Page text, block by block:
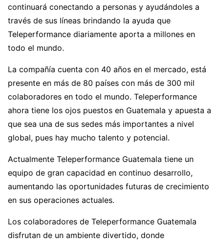
continuará conectando a personas y ayudándoles a
través de sus líneas brindando la ayuda que
Teleperformance diariamente aporta a millones en
todo el mundo.
La compañía cuenta con 40 años en el mercado, está
presente en más de 80 países con más de 300 mil
colaboradores en todo el mundo. Teleperformance
ahora tiene los ojos puestos en Guatemala y apuesta a
que sea una de sus sedes más importantes a nivel
global, pues hay mucho talento y potencial.
Actualmente Teleperformance Guatemala tiene un
equipo de gran capacidad en continuo desarrollo,
aumentando las oportunidades futuras de crecimiento
en sus operaciones actuales.
Los colaboradores de Teleperformance Guatemala
disfrutan de un ambiente divertido, donde